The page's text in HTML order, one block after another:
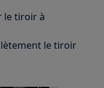
le tiroir à
le tiroir